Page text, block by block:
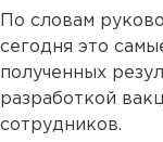
По словам
сегодня это
полученных
разработкой
сотрудников.